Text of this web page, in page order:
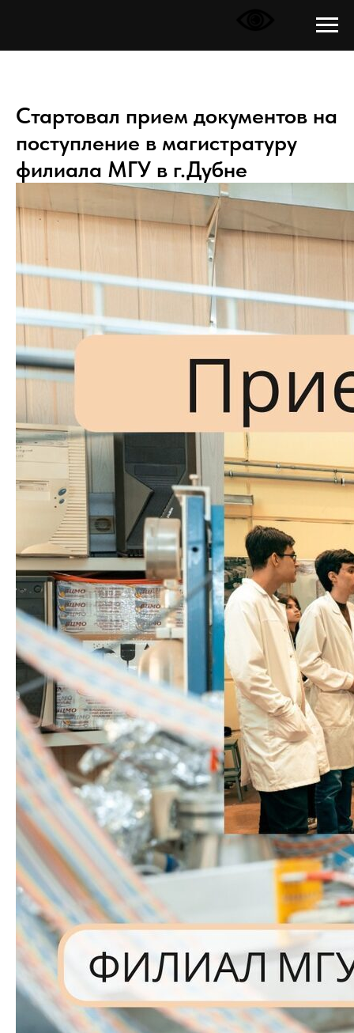
Стартовал прием документов на
поступление в магистратуру
филиала МГУ в г.Дубне